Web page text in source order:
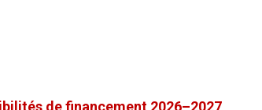
de financement 2026–2027